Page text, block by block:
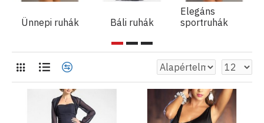
Ünnepi ruhák Báli ruhák
Elegáns
sportruhák